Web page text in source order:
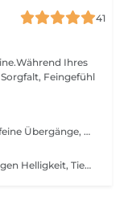
41
Ihres
Feingefühl
Eine Balayage im Studio Touché steht für feine Übergänge, Tiefe und eine natürliche Lebendigkeit im Haar. Die Farbe wirkt weich, harmonisch und unterstreicht Ihre Ausstrahlung, ohne aufgesetzt zu sein. Jede Balayage wird individuell entwickelt abgestimmt auf Haarton, Haarstruktur und Ihren persönlichen Stil. Mit viel Zeit, Präzision und Feingefühl entsteht ein Ergebnis, das hochwertig wirkt, sanft herauswächst und lange schön bleibt.
Strähnen setzen gezielte Akzente und bringen Helligkeit, Tiefe und Struktur ins Haar. Fein gearbeitet und harmonisch platziert entsteht ein frisches, natürliches Farbbild. Jede Strähnenbehandlung wird individuell auf Haarton, Haarstruktur und gewünschten Look abgestimmt. Mit Präzision, Erfahrung und Zeit entsteht ein Ergebnis, das ausgewogen wirkt und Ihre Ausstrahlung unterstreicht.